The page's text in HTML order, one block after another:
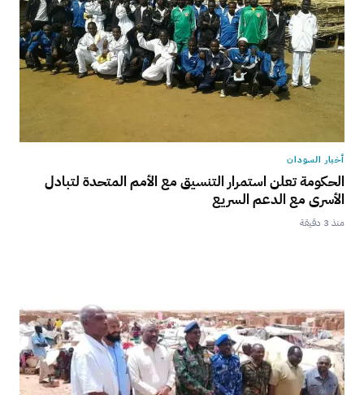
أخبار السودان
الحكومة تعلن استمرار التنسيق مع الأمم المتحدة لتبادل
الأسرى مع الدعم السريع
منذ 3 دقيقة